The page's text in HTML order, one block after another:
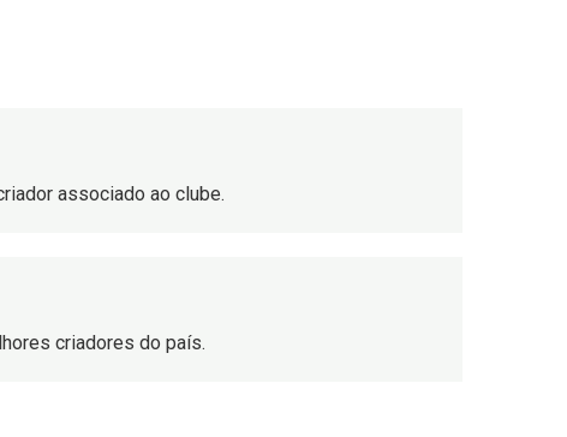
associado ao clube.
criadores do país.